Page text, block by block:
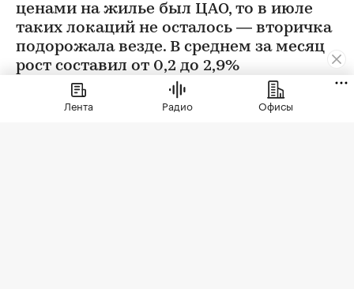
ценами на жилье был ЦАО, то в июле
таких локаций не осталось — вторичка
подорожала везде. В среднем за месяц
рост составил от 0,2 до 2,9%
Лента Радио Офисы